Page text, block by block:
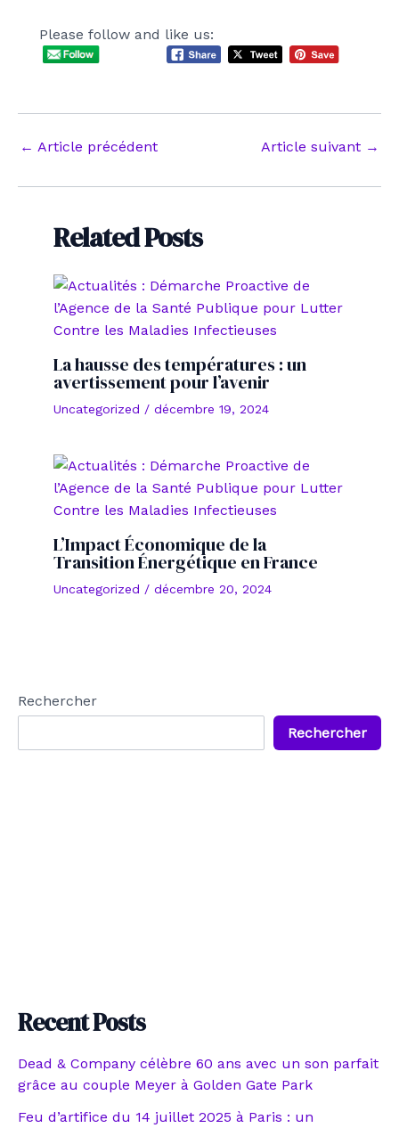
Please follow and like us:
Navigation
articles
← Article précédent Article suivant →
Related Posts
La hausse des températures : un
avertissement pour l’avenir
Uncategorized / décembre 19, 2024
L’Impact Économique de la
Transition Énergétique en France
Uncategorized / décembre 20, 2024
Rechercher
Rechercher
Recent Posts
Dead & Company célèbre 60 ans avec un son parfait
grâce au couple Meyer à Golden Gate Park
Feu d’artifice du 14 juillet 2025 à Paris : un